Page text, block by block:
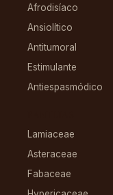
Afrodisíaco
Ansiolítico
Antitumoral
Estimulante
Antiespasmódico
Lamiaceae
Asteraceae
Fabaceae